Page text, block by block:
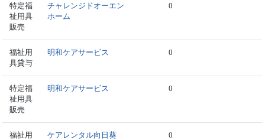
特定福
祉用具
販売
チャレンジドオーエン
ホーム
0
福祉用
具貸与
明和ケアサービス 0
特定福
祉用具
販売
明和ケアサービス 0
福祉用
ケアレンタル向日葵 0